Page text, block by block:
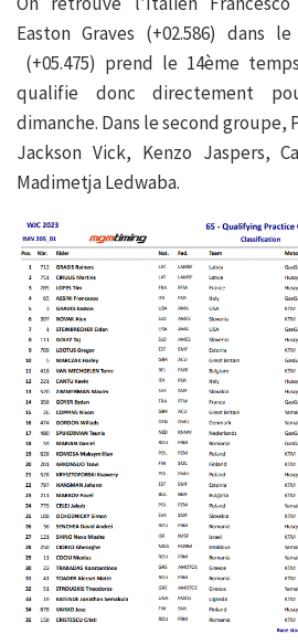
Easton Graves (+02.586) dans
(+05.475) prend le 14ème
qualifie donc directement
dimanche. Dans le second groupe,
Jackson Vick, Kenzo Jaspers,
Madimetja Ledwaba.